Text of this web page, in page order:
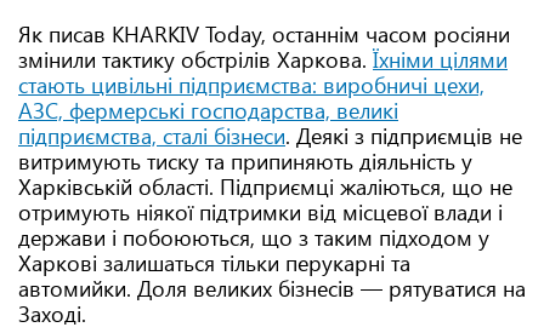
Як писав KHARKIV Today, останнім часом росіяни
змінили тактику обстрілів Харкова. Їхніми цілями
стають цивільні підприємства: виробничі цехи,
АЗС, фермерські господарства, великі
підприємства, сталі бізнеси. Деякі з підприємців не
витримують тиску та припиняють діяльність у
Харківській області. Підприємці жаліються, що не
отримують ніякої підтримки від місцевої влади і
держави і побоюються, що з таким підходом у
Харкові залишаться тільки перукарні та
автомийки. Доля великих бізнесів — рятуватися на
Заході.